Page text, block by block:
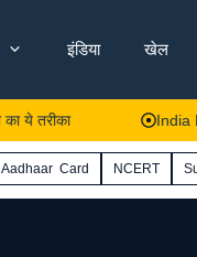
इंडिया खेल
India Post
Aadhaar Card NCERT